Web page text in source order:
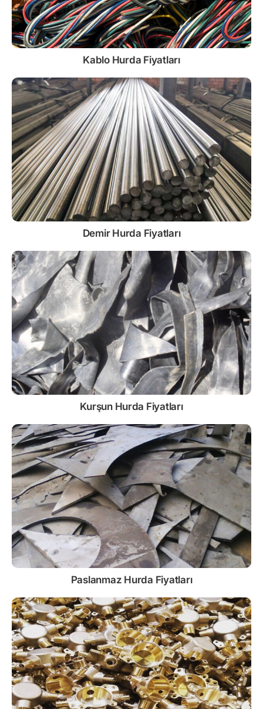
Kablo Hurda Fiyatları
Demir Hurda Fiyatları
Kurşun Hurda Fiyatları
Paslanmaz Hurda Fiyatları